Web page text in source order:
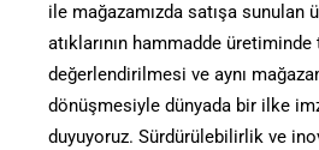
ile mağazamızda satışa sunulan
atıklarının hammadde
değerlendirilmesi ve aynı
dönüşmesiyle dünyada bir ilke
duyuyoruz. Sürdürülebilirlik ve